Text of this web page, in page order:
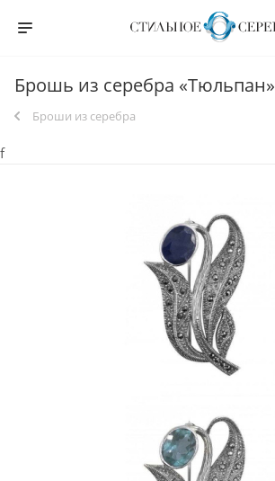
Брошь из серебра «Тюльпан»
Броши из серебра
f